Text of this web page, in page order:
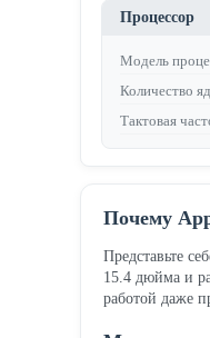
Процессор
Модель
Количество
Тактовая
Почему
Представьте
15.4 дюйма и
работой даже